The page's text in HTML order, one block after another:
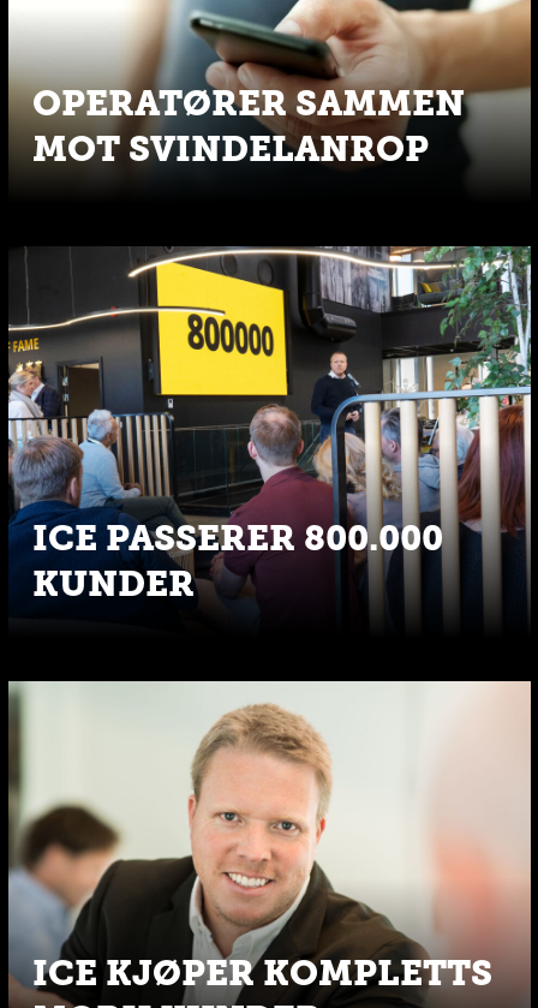
OPERATØRER SAMMEN
MOT SVINDELANROP
ICE PASSERER 800.000
KUNDER
ICE KJØPER KOMPLETTS